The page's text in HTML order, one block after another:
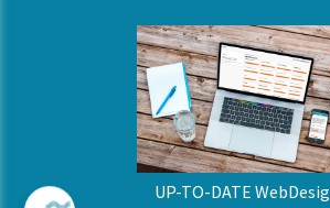
UP-TO-DATE